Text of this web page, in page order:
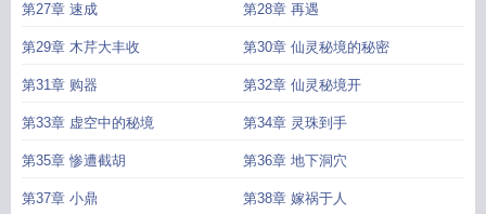
第27章 速成 第28章 再遇
第29章 木芹大丰收 第30章 仙灵秘境的秘密
第31章 购器 第32章 仙灵秘境开
第33章 虚空中的秘境 第34章 灵珠到手
第35章 惨遭截胡 第36章 地下洞穴
第37章 小鼎 第38章 嫁祸于人